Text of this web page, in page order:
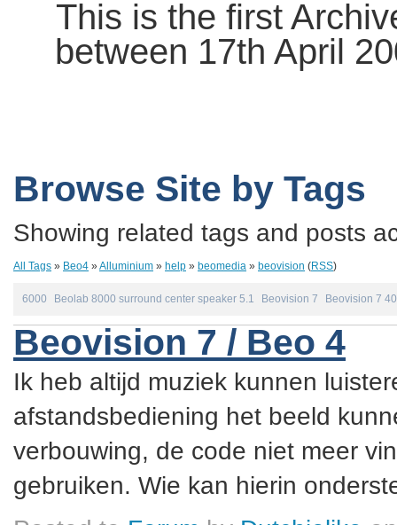
This is the first
between 17th April
Browse Site by Tags
Showing related tags and posts
All Tags » Beo4 »Alluminium » help » beomedia » beovision (RSS)
6000 Beolab 8000 surround center speaker 5.1 Beovision 7 Beovision 7
Beovision 7 / Beo 4
Ik heb altijd muziek kunnen
afstandsbediening het beeld
verbouwing, de code niet meer
gebruiken. Wie kan hierin